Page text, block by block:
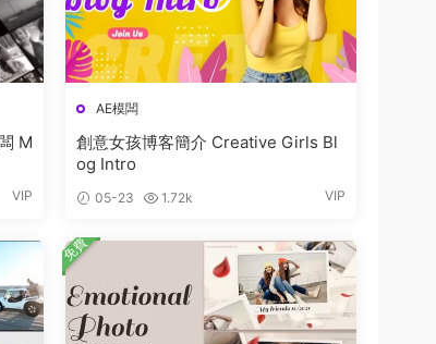
M
VIP
AE模闆
創意女孩博客簡介 Creative Girls Bl
og Intro
05-23 1.72k VIP
免費